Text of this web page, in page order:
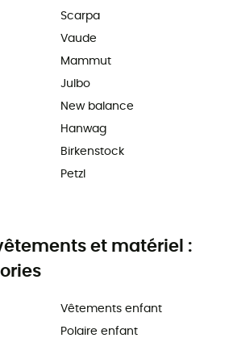
Scarpa
Vaude
Mammut
Julbo
New balance
Hanwag
Birkenstock
Petzl
et matériel :
Vêtements enfant
Polaire enfant